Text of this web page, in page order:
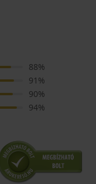
88%
91%
90%
94%